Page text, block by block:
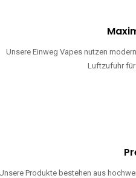
Unsere Einweg Vapes nutzen
Luftzufuhr
Produkte bestehen aus